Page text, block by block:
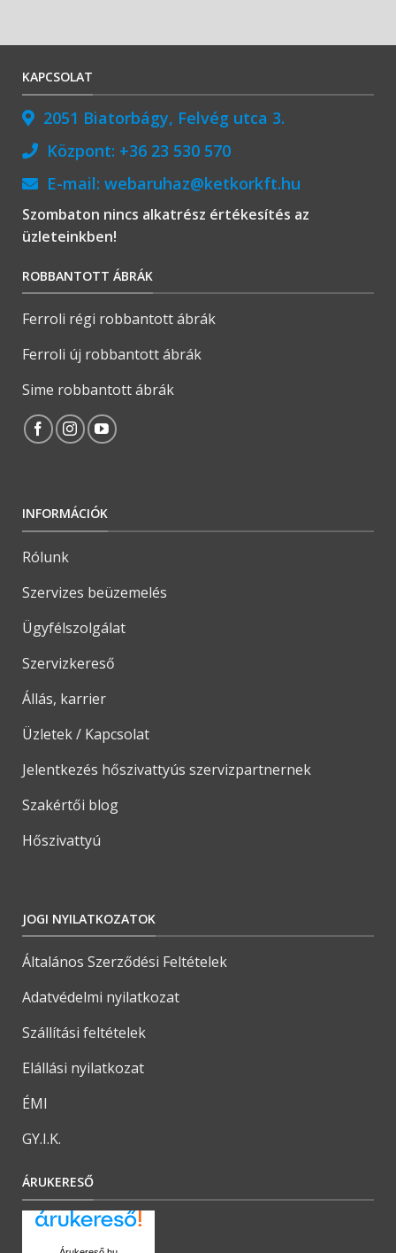
KAPCSOLAT
2051 Biatorbágy, Felvég utca 3.
Központ: +36 23 530 570
E-mail: webaruhaz@ketkorkft.hu
Szombaton nincs alkatrész értékesítés az
üzleteinkben!
ROBBANTOTT ÁBRÁK
Ferroli régi robbantott ábrák
Ferroli új robbantott ábrák
Sime robbantott ábrák
INFORMÁCIÓK
Rólunk
Szervizes beüzemelés
Ügyfélszolgálat
Szervizkereső
Állás, karrier
Üzletek / Kapcsolat
Jelentkezés hőszivattyús szervizpartnernek
Szakértői blog
Hőszivattyú
JOGI NYILATKOZATOK
Általános Szerződési Feltételek
Adatvédelmi nyilatkozat
Szállítási feltételek
Elállási nyilatkozat
ÉMI
GY.I.K.
ÁRUKERESŐ